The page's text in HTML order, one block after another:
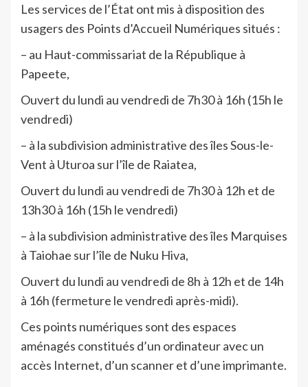
Les services de l’État ont mis à disposition des
usagers des Points d’Accueil Numériques situés :
– au Haut-commissariat de la République à
Papeete,
Ouvert du lundi au vendredi de 7h30 à 16h (15h le
vendredi)
– à la subdivision administrative des îles Sous-le-
Vent à Uturoa sur l’île de Raiatea,
Ouvert du lundi au vendredi de 7h30 à 12h et de
13h30 à 16h (15h le vendredi)
– à la subdivision administrative des îles Marquises
à Taiohae sur l’île de Nuku Hiva,
Ouvert du lundi au vendredi de 8h à 12h et de 14h
à 16h (fermeture le vendredi après-midi).
Ces points numériques sont des espaces
aménagés constitués d’un ordinateur avec un
accès Internet, d’un scanner et d’une imprimante.